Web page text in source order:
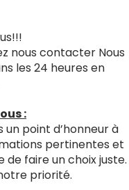
nous contacter Nous
les 24 heures en
:
un point d’honneur à
pertinentes et
faire un choix juste.
priorité.